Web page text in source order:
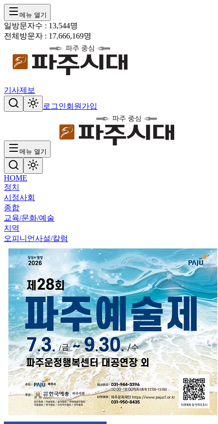
메뉴 열기
일방문자수 : 13,544명
전체방문자 : 17,666,169명
기사제보
로그인회원가입
메뉴 열기
HOME
정치
시정사회
종합
교육/문화/예술
지역
오피니언사설/칼럼